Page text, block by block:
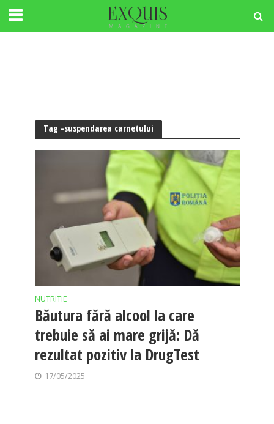
Tag -suspendarea carnetului
NUTRITIE
Băutura fără alcool la care
trebuie să ai mare grijă: Dă
rezultat pozitiv la DrugTest
17/05/2025